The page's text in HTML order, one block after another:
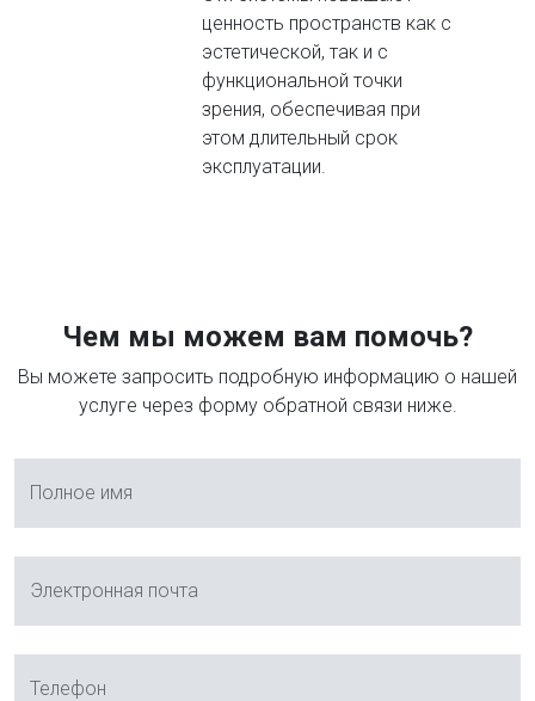
ценность пространств как с
эстетической, так и с
функциональной точки
зрения, обеспечивая при
этом длительный срок
эксплуатации.
Чем мы можем вам помочь?
Вы можете запросить подробную информацию о нашей
услуге через форму обратной связи ниже.
Полное имя
Электронная почта
Телефон